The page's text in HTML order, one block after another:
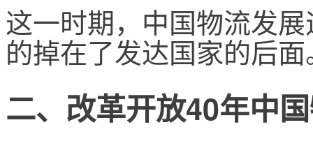
这一时期，中国物流发
的掉在了发达国家的后
二、改革开放40年中